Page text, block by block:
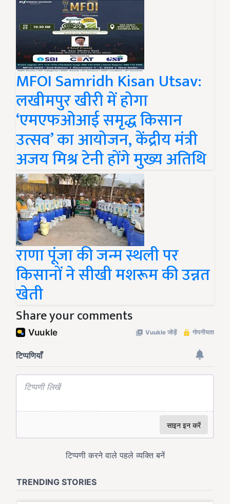
MFOI Samridh Kisan Utsav:
लखीमपुर खीरी में होगा
‘एमएफओआई समृद्ध किसान
उत्सव’ का आयोजन, केंद्रीय मंत्री
अजय मिश्र टेनी होंगे मुख्य अतिथि
राणा पूंजा की जन्म स्थली पर
किसानों ने सीखी मशरूम की उन्नत
खेती
Share your comments